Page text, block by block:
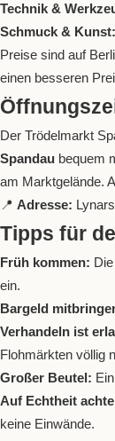
Technik &
Schmuck & Kunst:
Preise sind auf
einen besseren
Der Trödelmarkt
Spandau bequem
am Marktgelände.
📍 Adresse:
Tipps für
Früh kommen:
ein.
Bargeld
Verhandeln ist
Flohmärkten völlig
Großer Beutel:
Auf Echtheit
keine Einwände.